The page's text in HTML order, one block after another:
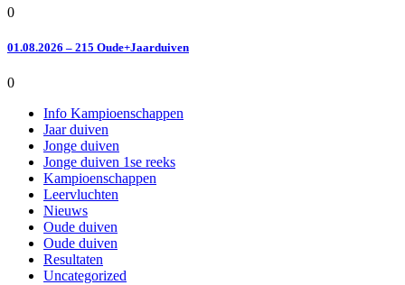
0
01.08.2026 – 215 Oude+Jaarduiven
0
Info Kampioenschappen
Jaar duiven
Jonge duiven
Jonge duiven 1se reeks
Kampioenschappen
Leervluchten
Nieuws
Oude duiven
Oude duiven
Resultaten
Uncategorized